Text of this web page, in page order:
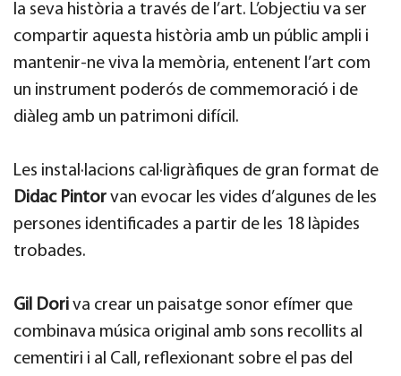
la seva història a través de l’art. L’objectiu va ser
compartir aquesta història amb un públic ampli i
mantenir-ne viva la memòria, entenent l’art com
un instrument poderós de commemoració i de
diàleg amb un patrimoni difícil.
Les instal·lacions cal·ligràfiques de gran format de
Didac Pintor van evocar les vides d’algunes de les
persones identificades a partir de les 18 làpides
trobades.
Gil Dori va crear un paisatge sonor efímer que
combinava música original amb sons recollits al
cementiri i al Call, reflexionant sobre el pas del